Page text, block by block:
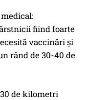
fiind foarte
vaccinări și
rând de 30-40 de
de kilometri